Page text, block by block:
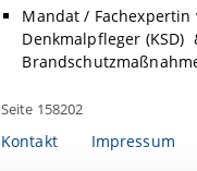
Mandat /
Denkmalpfleger (KSD)
Seite 158202
Kontakt Impressum